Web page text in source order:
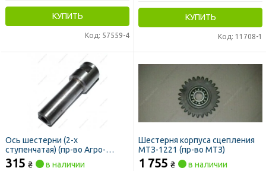
КУПИТЬ
Код: 57559-4
КУПИТЬ
Код: 11708-1
Ось шестерни (2-х
ступенчатая) (пр-во Агро-
Днепр)
315 ₴ в наличии
Шестерня корпуса сцепления
МТЗ-1221 (пр-во МТЗ)
1 755 ₴ в наличии